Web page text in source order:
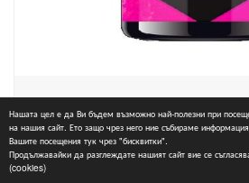
Нашата цел е да Ви бъдем възможно най-полезни при
на нашия сайт. Ето защо чрез него ние събираме
Вашите посещения тук чрез "бисквитки".
Продължавайки да разглеждате нашият сайт вие се
(cookies)
Хранителна добавка за
хормоналния баланс при
менструален синдром Apistim